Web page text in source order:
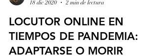
Dídac Rocher
LOCUTOR ONLINE EN